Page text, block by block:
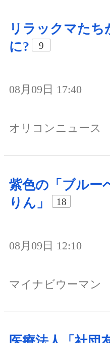
リラックマたち
に?
9
08月09日 17:40
オリコンニュース
紫色の「ブルー
りん」
18
08月09日 12:10
マイナビウーマン